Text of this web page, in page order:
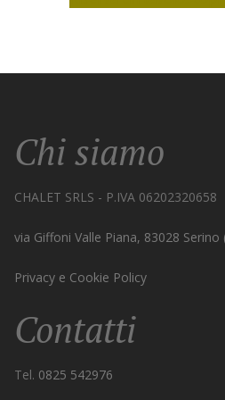
Chi siamo
CHALET SRLS - P.IVA 06202320658
via Giffoni Valle Piana, 83028 Serino
Privacy e Cookie Policy
Contatti
Tel. 0825 542976